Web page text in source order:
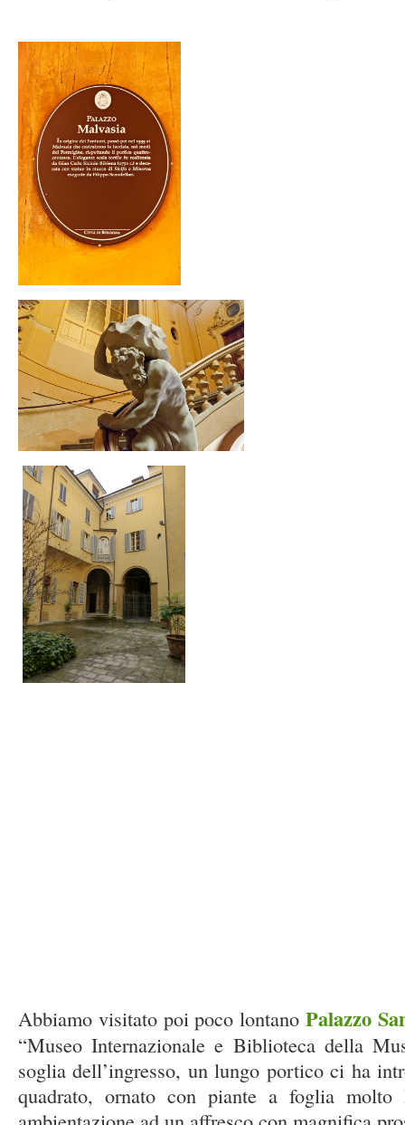
Abbiamo visitato poi poco lontano Palazzo
“Museo Internazionale e Biblioteca della
soglia dell’ingresso, un lungo portico ci ha
quadrato, ornato con piante a foglia molto